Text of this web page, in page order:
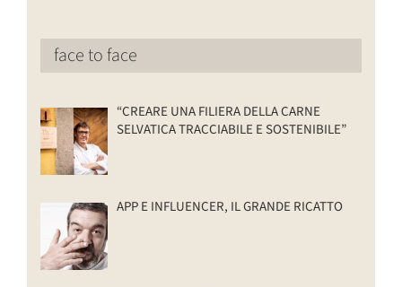
face to face
“CREARE UNA FILIERA DELLA CARNE
SELVATICA TRACCIABILE E SOSTENIBILE”
APP E INFLUENCER, IL GRANDE RICATTO